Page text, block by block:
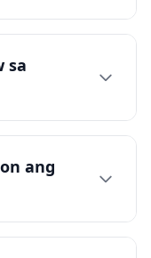
sa
ang